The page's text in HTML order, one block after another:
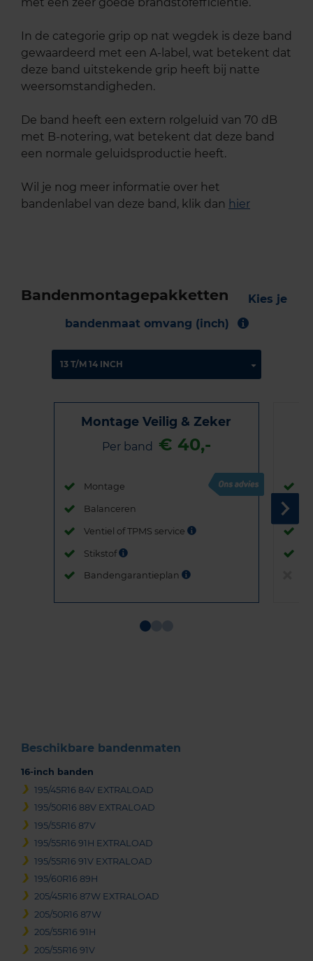
In de categorie grip op nat wegdek is deze band
gewaardeerd met een A-label, wat betekent dat
deze band uitstekende grip heeft bij natte
weersomstandigheden.
De band heeft een extern rolgeluid van 70 dB
met B-notering, wat betekent dat deze band
een normale geluidsproductie heeft.
Wil je nog meer informatie over het
bandenlabel van deze band, klik dan hier
Bandenmontagepakketten
Kies je
bandenmaat omvang (inch)
Montage Veilig & Zeker
Per band € 40,-
Montage
Balanceren
Ventiel of TPMS service
Stikstof
Bandengarantieplan
Beschikbare bandenmaten
16-inch banden
195/45R16 84V EXTRALOAD
195/50R16 88V EXTRALOAD
195/55R16 87V
195/55R16 91H EXTRALOAD
195/55R16 91V EXTRALOAD
195/60R16 89H
205/45R16 87W EXTRALOAD
205/50R16 87W
205/55R16 91H
205/55R16 91V